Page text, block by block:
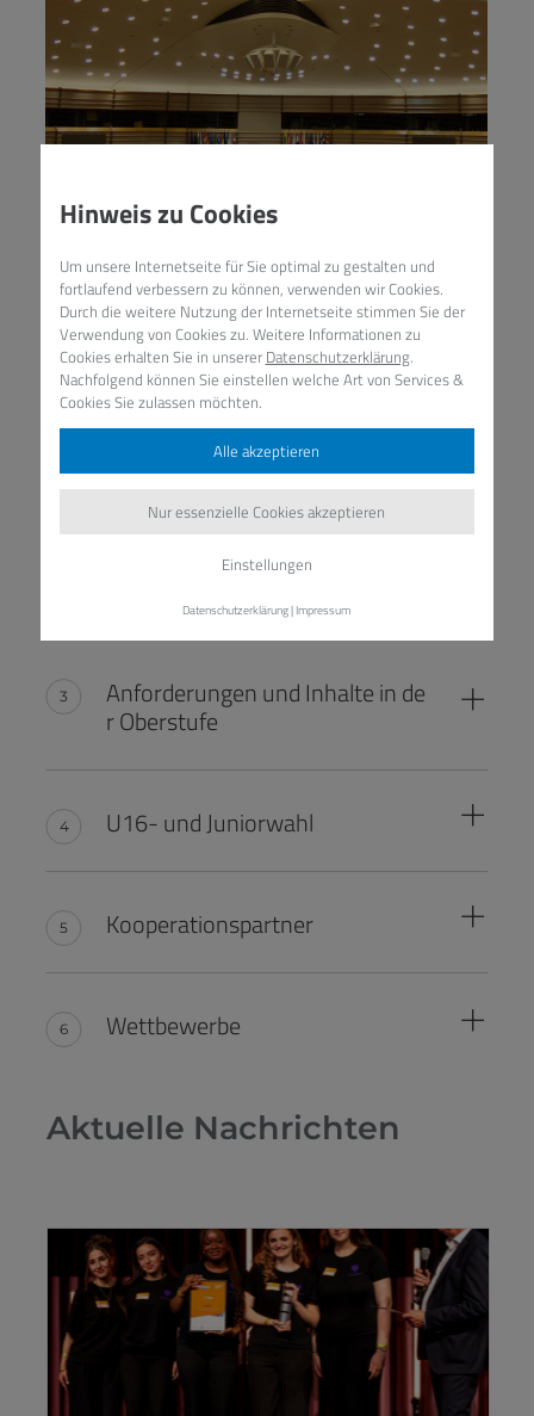
Lehrpläne
Anforderungen und Inhalte in de
r Oberstufe
U16- und Juniorwahl
Kooperationspartner
Wettbewerbe
Aktuelle Nachrichten
Hinweis zu Cookies
Um unsere Internetseite für Sie optimal zu gestalten und
fortlaufend verbessern zu können, verwenden wir Cookies.
Durch die weitere Nutzung der Internetseite stimmen Sie der
Verwendung von Cookies zu. Weitere Informationen zu
Cookies erhalten Sie in unserer Datenschutzerklärung.
Nachfolgend können Sie einstellen welche Art von Services &
Cookies Sie zulassen möchten.
Alle akzeptieren
Nur essenzielle Cookies akzeptieren
Einstellungen
Datenschutzerklärung|Impressum